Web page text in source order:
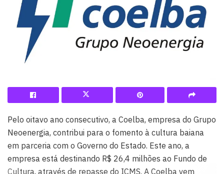
Pelo oitavo ano consecutivo, a Coelba, empresa do Grupo
Neoenergia, contribui para o fomento à cultura baiana
em parceria com o Governo do Estado. Este ano, a
empresa está destinando R$ 26,4 milhões ao Fundo de
Cultura, através de repasse do ICMS. A Coelba vem